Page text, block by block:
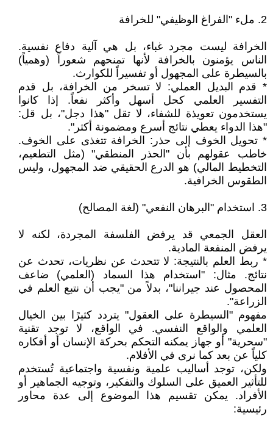
‎2. ملء "الفراغ الوظيفي" للخرافة
‎الخرافة ليست مجرد غباء، بل هي آلية دفاع نفسية.
الناس يؤمنون بالخرافة لأنها تمنحهم شعوراً (وهمياً)
بالسيطرة على المجهول أو تفسيراً للكوارث.
* قدم البديل العملي: لا تسخر من الخرافة، بل قدم
التفسير العلمي كحل أسهل وأكثر نفعاً. إذا كانوا
يستخدمون تعويذة للشفاء، لا تقل "هذا دجل"، بل قل:
"هذا الدواء يعطي نتائج أسرع ومضمونة أكثر".
* تحويل الخوف إلى حذر: الخرافة تتغذى على الخوف.
خاطب عقولهم بأن "الحذر المنطقي" (مثل التطعيم،
التخطيط المالي) هو الدرع الحقيقي ضد المجهول، وليس
الطقوس الخرافية.
‎3. استخدام "البرهان النفعي" (لغة المصالح)
‎العقل الجمعي قد يرفض الفلسفة المجردة، لكنه لا
يرفض المنفعة المادية.
* ربط العلم بالنتيجة: لا تتحدث عن نظريات، تحدث عن
نتائج. مثال: "استخدام هذا السماد (العلمي) ضاعف
المحصول عند جيراننا"، بدلاً من "يجب أن نتبع العلم في
الزراعة".
‎مفهوم "السيطرة على العقول" يتردد كثيرًا بين الخيال
العلمي والواقع النفسي. في الواقع، لا توجد تقنية
"سحرية" أو جهاز يمكنه التحكم بحركة الإنسان أو أفكاره
كلياً عن بعد كما نرى في الأفلام.
‎ولكن، توجد أساليب علمية ونفسية واجتماعية تُستخدم
للتأثير العميق على السلوك والتفكير، وتوجيه الجماهير أو
الأفراد. يمكن تقسيم هذا الموضوع إلى عدة محاور
رئيسية: